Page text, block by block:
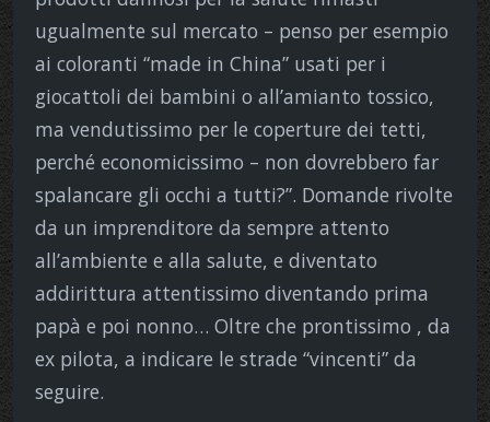
ugualmente sul mercato – penso per esempio
ai coloranti “made in China” usati per i
giocattoli dei bambini o all’amianto tossico,
ma vendutissimo per le coperture dei tetti,
perché economicissimo – non dovrebbero far
spalancare gli occhi a tutti?”. Domande rivolte
da un imprenditore da sempre attento
all’ambiente e alla salute, e diventato
addirittura attentissimo diventando prima
papà e poi nonno… Oltre che prontissimo , da
ex pilota, a indicare le strade “vincenti” da
seguire.